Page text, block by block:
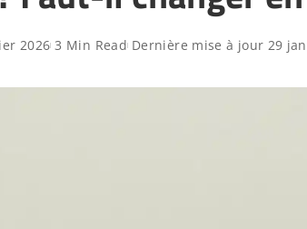
2026 3 Min Read Dernière mise à jour 29